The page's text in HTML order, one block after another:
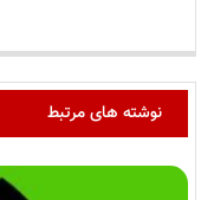
نوشته های مرتبط